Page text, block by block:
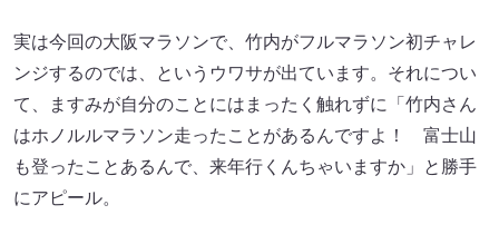
実は今回の大阪マラソンで、竹内がフルマラソン初チャレ
ンジするのでは、というウワサが出ています。それについ
て、ますみが自分のことにはまったく触れずに「竹内さん
はホノルルマラソン走ったことがあるんですよ！ 富士山
も登ったことあるんで、来年行くんちゃいますか」と勝手
にアピール。